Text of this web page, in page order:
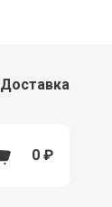
Доставка
0 ₽